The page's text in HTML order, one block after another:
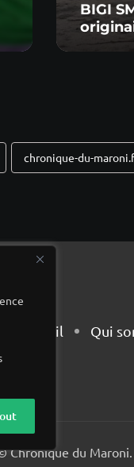
BIGI
chronique-du-
Accueil Qui
Chronique du